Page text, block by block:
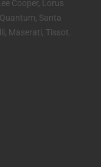
Cooper, Lorus
Santa
Maserati, Tissot.